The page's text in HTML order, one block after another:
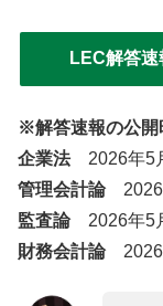
LEC解答
※解答速報の公開
企業法2026年5
管理会計論2026
監査論2026年5
財務会計論2026